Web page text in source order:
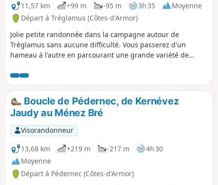
11,57 km
+99 m -95 m 3h 35
Moyenne
Départ à Tréglamus (Côtes-d'Armor)
Jolie petite randonnée dans la campagne autour de
Tréglamus sans aucune difficulté. Vous passerez d'un
hameau à l'autre en parcourant une grande variété de
goudronnés) et de paysages (forêts, rives de ruisseaux,
champs pâtures, etc.).
Boucle de Pédernec, de Kernévez
Jaudy au Ménez Bré
Visorandonneur
13,68 km
+219 m -217 m
4h 30
Moyenne
Départ à Pédernec (Côtes-d'Armor)